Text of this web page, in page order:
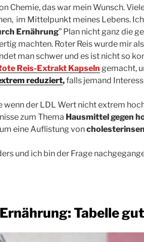
Chemie, das war mein Wunsch.
im Mittelpunkt meines Lebens.
Ernährung” Plan nicht ganz die
machten. Roter Reis wurde mir
man schwer und es ist nicht so
Reis-Extrakt Kapseln gemacht,
reduziert,falls jemand
wenn der LDL Wert nicht extrem
zum Thema Hausmittel gegen
eine Auflistung von
und ich bin der Frage
Tabelle